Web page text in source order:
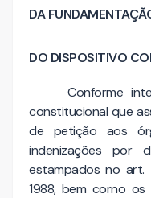
DA
DO DISPOSITIVO
Conforme
constitucional que
de petição aos
indenizações por
estampados no art.
1988, bem corno